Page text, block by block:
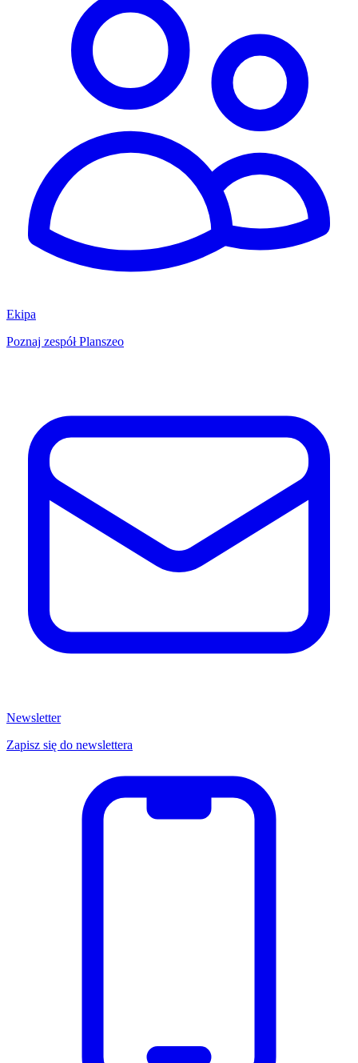
Ekipa
Poznaj zespół Planszeo
Newsletter
Zapisz się do newslettera